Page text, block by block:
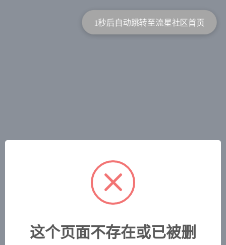
1秒后自动跳转至流星社区首页
这个页面不存在或已被删